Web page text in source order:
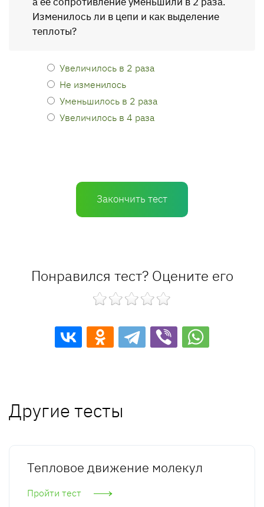
Изменилось ли в цепи и как выделение
теплоты?
Увеличилось в 2 раза
Не изменилось
Уменьшилось в 2 раза
Увеличилось в 4 раза
Закончить тест
Понравился тест? Оцените его
Другие тесты
Тепловое движение молекул
Пройти тест